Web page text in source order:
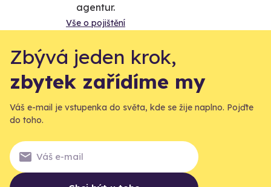
agentur.
Vše o pojištění
Zbývá jeden krok,
zbytek zařídíme my
Váš e-mail je vstupenka do světa, kde se žije naplno. Pojďte
do toho.